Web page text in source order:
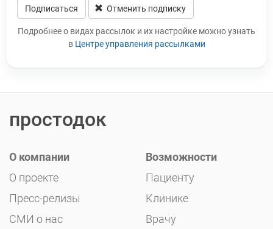
Подписаться Отменить подписку
Leave this field blank
Подробнее о видах рассылок и их настройке можно узнать
в Центре управления рассылками
простодок
О компании
О проекте
Пресс-релизы
СМИ о нас
Возможности
Пациенту
Клинике
Врачу